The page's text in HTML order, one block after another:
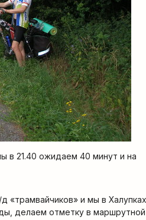
в 21.40 ожидаем 40 минут и на
«трамвайчиков» и мы в Халупках
делаем отметку в маршрутной